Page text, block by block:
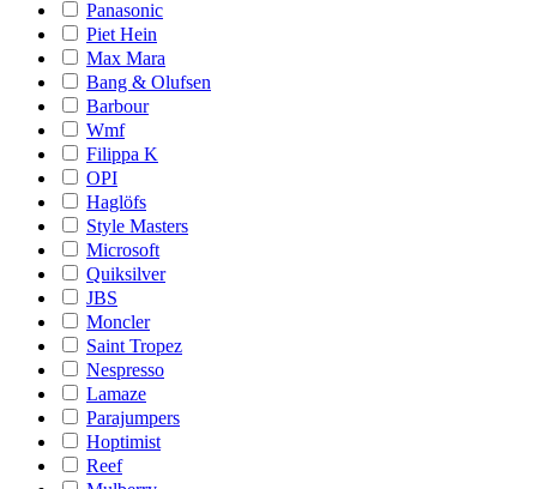
Panasonic
Piet Hein
Max Mara
Bang & Olufsen
Barbour
Wmf
Filippa K
OPI
Haglöfs
Style Masters
Microsoft
Quiksilver
JBS
Moncler
Saint Tropez
Nespresso
Lamaze
Parajumpers
Hoptimist
Reef